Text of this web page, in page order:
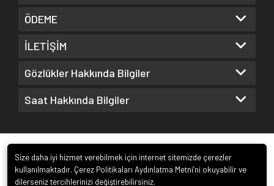
ÖDEME
İLETİŞİM
Gözlükler Hakkında Bilgiler
Saat Hakkında Bilgiler
Size daha iyi hizmet verebilmek için internet sitemizde çerezler
kullanılmaktadır. Çerez Politikaları Aydınlatma Metni’ni okuyabilir ve
dilerseniz tercihlerinizi değiştirebilirsiniz.